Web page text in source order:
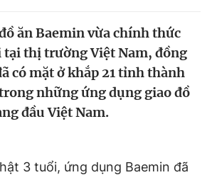
Tin 360
Magazine
Bạn cần biết
ăn Baemin vừa chính thức
thị trường Việt Nam, đồng
có mặt ở khắp 21 tỉnh thành
những ứng dụng giao đồ
đầu Việt Nam.
3 tuổi, ứng dụng Baemin đã